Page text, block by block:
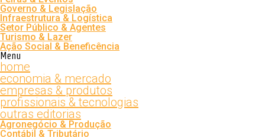
Governo & Legislação
Infraestrutura & Logística
Setor Público & Agentes
Turismo & Lazer
Ação Social & Beneficência
Menu
home
economia & mercado
empresas & produtos
profissionais & tecnologias
outras editorias
Agronegócio & Produção
Contábil & Tributário